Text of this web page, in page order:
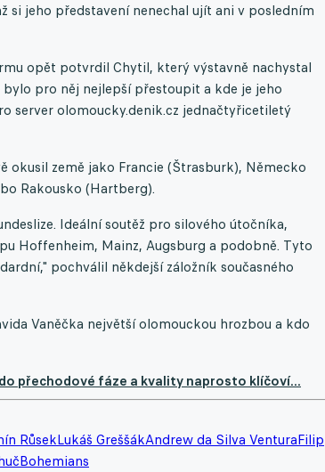
si jeho představení nenechal ujít ani v posledním
opět potvrdil Chytil, který výstavně nachystal
pro něj nejlepší přestoupit a kde je jeho
server olomoucky.denik.cz jednačtyřicetiletý
okusil země jako Francie (Štrasburk), Německo
Rakousko (Hartberg).
Ideální soutěž pro silového útočníka,
Hoffenheim, Mainz, Augsburg a podobně. Tyto
pochválil někdejší záložník současného
Vaněčka největší olomouckou hrozbou a kdo
přechodové fáze a kvality naprosto klíčoví...
RůsekLukáš GreššákAndrew da Silva VenturaFilip
Bohemians